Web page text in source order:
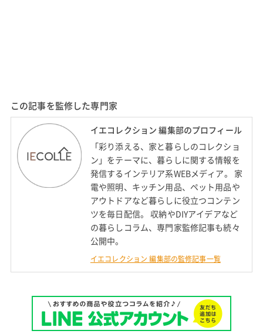
この記事を監修した専門家
イエコレクション 編集部のプロフィール
「彩り添える、家と暮らしのコレクショ
ン」をテーマに、暮らしに関する情報を
発信するインテリア系WEBメディア。 家
電や照明、キッチン用品、ペット用品や
アウトドアなど暮らしに役立つコンテン
ツを毎日配信。 収納やDIYアイデアなど
の暮らしコラム、専門家監修記事も続々
公開中。
イエコレクション 編集部の監修記事一覧